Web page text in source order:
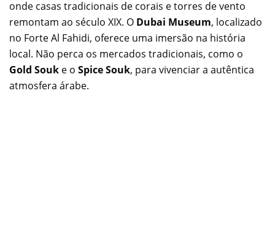
onde casas tradicionais de corais e torres de vento
remontam ao século XIX. O Dubai Museum, localizado
no Forte Al Fahidi, oferece uma imersão na história
local. Não perca os mercados tradicionais, como o
Gold Souk e o Spice Souk, para vivenciar a autêntica
atmosfera árabe.